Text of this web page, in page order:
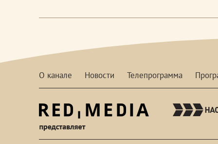
О канале Новости Телепрограмма